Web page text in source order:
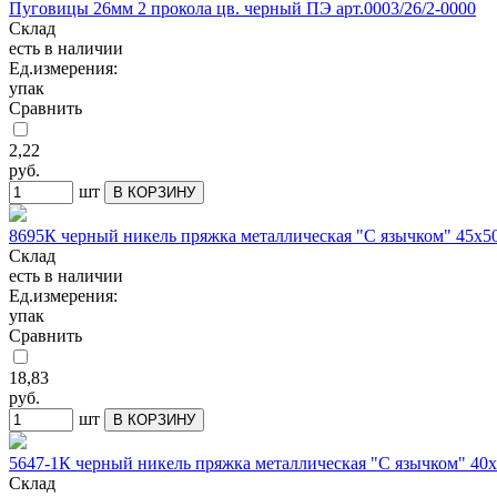
Пуговицы 26мм 2 прокола цв. черный ПЭ арт.0003/26/2-0000
Склад
есть в наличии
Ед.измерения:
упак
Сравнить
2,22
руб.
шт
В КОРЗИНУ
8695К черный никель пряжка металлическая "С язычком"
Склад
есть в наличии
Ед.измерения:
упак
Сравнить
18,83
руб.
шт
В КОРЗИНУ
5647-1К черный никель пряжка металлическая "С язычком"
Склад